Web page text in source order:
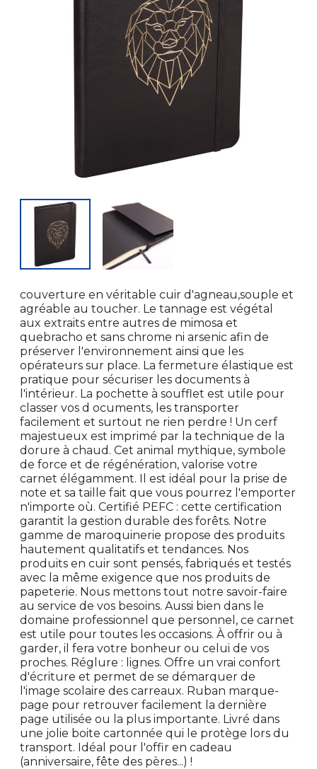
couverture en véritable cuir d'agneau,souple et
agréable au toucher. Le tannage est végétal
aux extraits entre autres de mimosa et
quebracho et sans chrome ni arsenic afin de
préserver l'environnement ainsi que les
opérateurs sur place. La fermeture élastique est
pratique pour sécuriser les documents à
l'intérieur. La pochette à soufflet est utile pour
classer vos d ocuments, les transporter
facilement et surtout ne rien perdre ! Un cerf
majestueux est imprimé par la technique de la
dorure à chaud. Cet animal mythique, symbole
de force et de régénération, valorise votre
carnet élégamment. Il est idéal pour la prise de
note et sa taille fait que vous pourrez l'emporter
n'importe où. Certifié PEFC : cette certification
garantit la gestion durable des forêts. Notre
gamme de maroquinerie propose des produits
hautement qualitatifs et tendances. Nos
produits en cuir sont pensés, fabriqués et testés
avec la même exigence que nos produits de
papeterie. Nous mettons tout notre savoir-faire
au service de vos besoins. Aussi bien dans le
domaine professionnel que personnel, ce carnet
est utile pour toutes les occasions. À offrir ou à
garder, il fera votre bonheur ou celui de vos
proches. Réglure : lignes. Offre un vrai confort
d'écriture et permet de se démarquer de
l'image scolaire des carreaux. Ruban marque-
page pour retrouver facilement la dernière
page utilisée ou la plus importante. Livré dans
une jolie boite cartonnée qui le protège lors du
transport. Idéal pour l'offir en cadeau
(anniversaire, fête des pères...) !